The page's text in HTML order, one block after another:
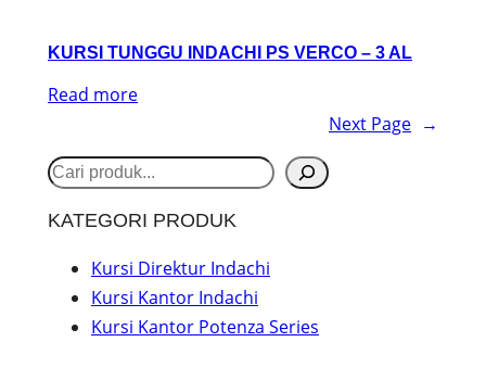
KURSI TUNGGU INDACHI PS VERCO – 3 AL
Read more
Next Page →
S
KATEGORI PRODUK
Kursi Direktur Indachi
Kursi Kantor Indachi
Kursi Kantor Potenza Series